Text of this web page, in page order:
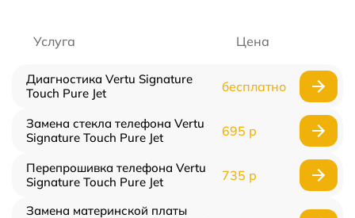
Услуга Цена
Диагностика Vertu Signature
Touch Pure Jet
бесплатно
Замена стекла телефона Vertu
Signature Touch Pure Jet
695 р
Перепрошивка телефона Vertu
Signature Touch Pure Jet
735 р
Замена материнской платы